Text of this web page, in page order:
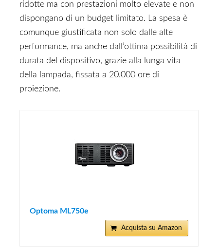
ridotte ma con prestazioni molto elevate e non
dispongano di un budget limitato. La spesa è
comunque giustificata non solo dalle alte
performance, ma anche dall’ottima possibilità di
durata del dispositivo, grazie alla lunga vita
della lampada, fissata a 20.000 ore di
proiezione.
Optoma ML750e
Acquista su Amazon